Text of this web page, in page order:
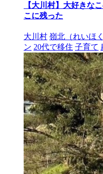
【大川村】大好きな
こに残った
大川村 嶺北（れいほ
ン 20代で移住 子育て